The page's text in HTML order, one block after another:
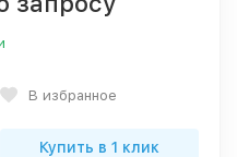
В избранное
Купить в 1 клик